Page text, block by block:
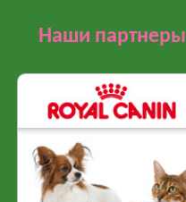
Наши партнеры